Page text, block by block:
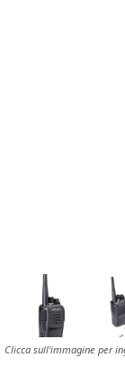
Clicca sull'immagine per